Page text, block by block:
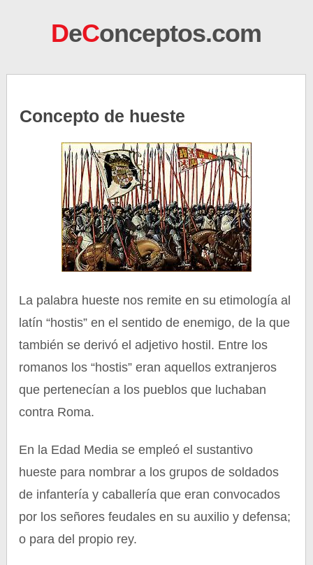
DeConceptos.com
Concepto de hueste
La palabra hueste nos remite en su etimología al
latín “hostis” en el sentido de enemigo, de la que
también se derivó el adjetivo hostil. Entre los
romanos los “hostis” eran aquellos extranjeros
que pertenecían a los pueblos que luchaban
contra Roma.
En la Edad Media se empleó el sustantivo
hueste para nombrar a los grupos de soldados
de infantería y caballería que eran convocados
por los señores feudales en su auxilio y defensa;
o para del propio rey.